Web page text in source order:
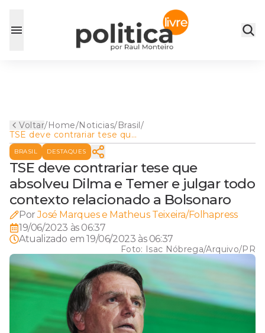
Voltar/Home/Noticias/Brasil/
TSE deve contrariar tese que
absolveu Dilma e Temer e
julgar todo contexto
relacionado a Bolsonaro
BRASIL DESTAQUES
TSE deve contrariar tese que
absolveu Dilma e Temer e julgar todo
contexto relacionado a Bolsonaro
Por José Marques e Matheus Teixeira/Folhapress
19/06/2023 às 06:37
Atualizado em19/06/2023 às 06:37
Foto: Isac Nóbrega/Arquivo/PR